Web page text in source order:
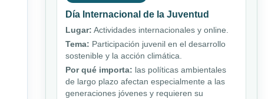
Día Internacional de la Juventud
Lugar: Actividades internacionales y online.
Tema: Participación juvenil en el desarrollo
sostenible y la acción climática.
Por qué importa: las políticas ambientales
de largo plazo afectan especialmente a las
generaciones jóvenes y requieren su